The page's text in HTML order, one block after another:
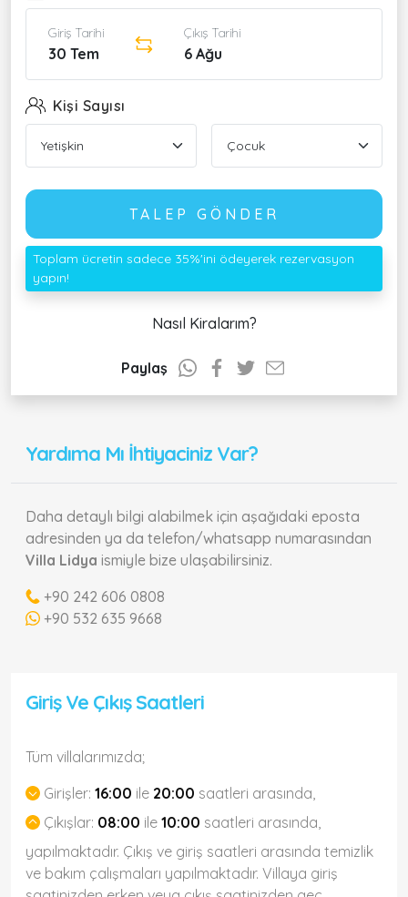
Giriş Tarihi
30 Tem
Çıkış Tarihi
6 Ağu
Kişi Sayısı
TALEP GÖNDER
Toplam ücretin sadece 35%'ini ödeyerek rezervasyon
yapın!
Nasıl Kiralarım?
Paylaş
Yardıma Mı İhtiyaciniz Var?
Daha detaylı bilgi alabilmek için aşağıdaki eposta
adresinden ya da telefon/whatsapp numarasından
Villa Lidya ismiyle bize ulaşabilirsiniz.
+90 242 606 0808
+90 532 635 9668
Giriş Ve Çıkış Saatleri
Tüm villalarımızda;
Girişler: 16:00 ile 20:00 saatleri arasında,
Çıkışlar: 08:00 ile 10:00 saatleri arasında,
yapılmaktadır. Çıkış ve giriş saatleri arasında temizlik
ve bakım çalışmaları yapılmaktadır. Villaya giriş